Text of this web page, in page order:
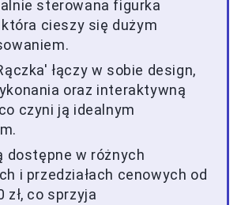
sterowana figurka
która cieszy się dużym
łączy w sobie design,
oraz interaktywną
czyni ją idealnym
dostępne w różnych
i przedziałach cenowych od
zł, co sprzyja